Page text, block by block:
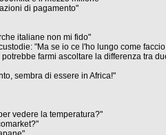
di pagamento"
italiane non mi fido"
"Ma se io ce l'ho lungo come
farmi ascoltare la differenza tra
sembra di essere in Africa!"
vedere la temperatura?"